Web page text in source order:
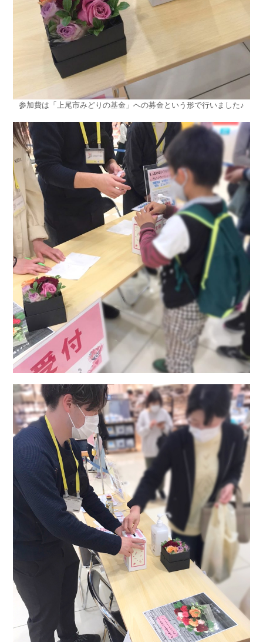
参加費は「上尾市みどりの基金」への募金という形で行いました♪